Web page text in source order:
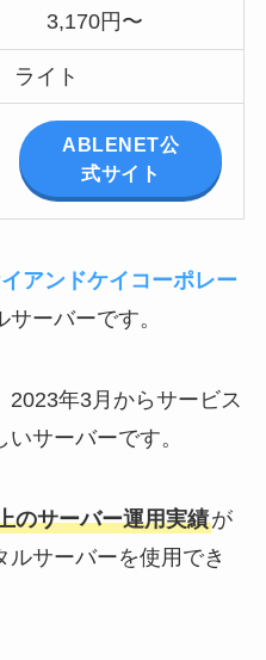
3,170円〜
ライト
ABLENET公
式サイト
アンドケイコーポレー
ーバーです。
2023年3月からサービス
サーバーです。
のサーバー運用実績が
サーバーを使用でき